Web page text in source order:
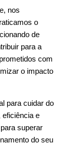
nos
o
de
para a
com
o impacto
para cuidar do
e
superar
do seu